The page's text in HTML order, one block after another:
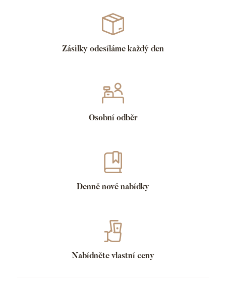
Zásilky odesíláme každý den
Osobní odběr
Denně nové nabídky
Nabídněte vlastní ceny